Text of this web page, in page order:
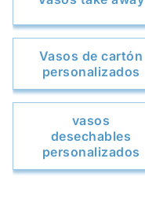
Vasos de cartón
personalizados
vasos
desechables
personalizados